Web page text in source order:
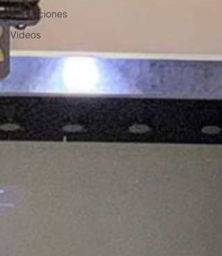
Aplicaciones
Vídeos